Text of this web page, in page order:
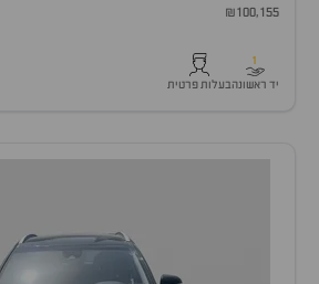
₪100,155
1
יד ראשונהבעלות פרטית